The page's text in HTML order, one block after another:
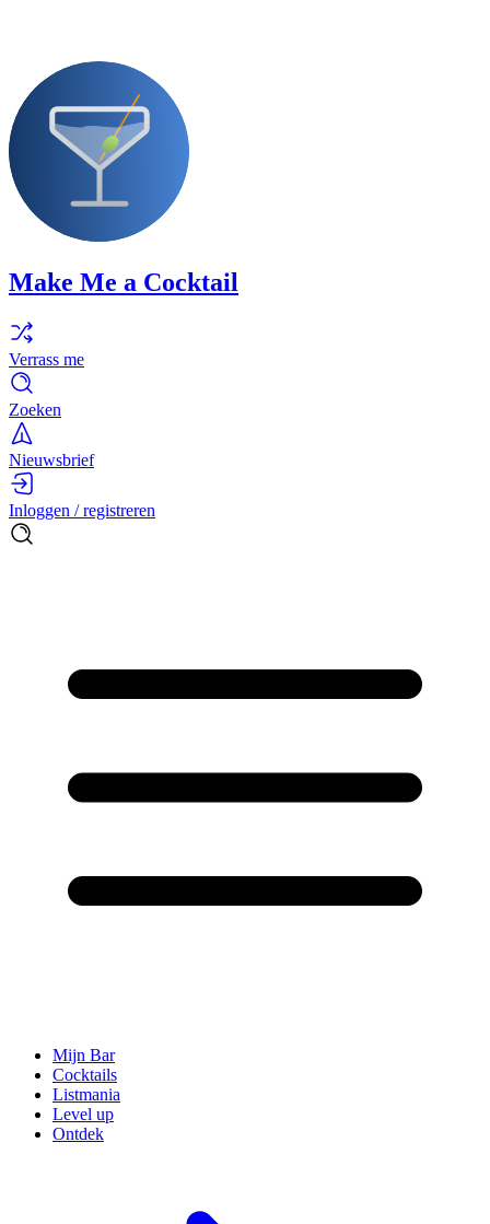
Make Me a Cocktail
Verrass me
Zoeken
Nieuwsbrief
Inloggen / registreren
Mijn Bar
Cocktails
Listmania
Level up
Ontdek